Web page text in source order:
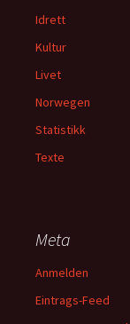
Idrett
Kultur
Livet
Norwegen
Statistikk
Texte
Meta
Anmelden
Eintrags-Feed